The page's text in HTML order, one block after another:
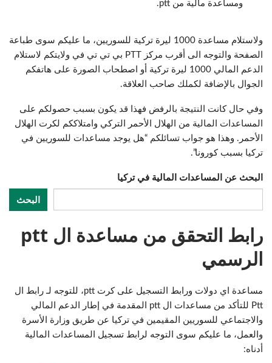
ومساعدة مالية من ptt.
ولاستلام مساعدة 1000 ليرة تركية للسوريين، ما عليكم سوى طباعة
الصفحة والتوجه الى أقرب مركز PTT بي تي تي في ولايتكم لاستلام
الدعم المالي 1000 ليرة تركية أو اصطحاب الصورة على هاتفكم
الجوال بالإضافة لكملك صاحب العلاقة.
وفي حال كانت النتيجة بالرفض فهذا قد يكون بسبب حصولكم على
المساعدات المالية من الهلال الأحمر التركي وامتلاككم لكرت الهلال
الأحمر. وهذا هو جواب تسائلكم “هل يوجد مساعدات للسوريين في
تركيا بسبب كورونا”.
البحث عن المساعدات المالية في تركيا
البحث
رابط التحقق من مساعدة ال ptt
الرسمي
مساعدة اي دولات ورابط التسجيل على كرت ptt، للتوجه لـ رابط ال
Ptt للتأكد من مساعدات ال ptt المقدمة في إطار الدعم المالي
والاجتماعي للسوريين المقيمين في تركيا عن طريق وزارة الأسرة
والعمل، ما عليكم سوى التوجه لرابط تسجيل المساعدات المالية
أدناه: